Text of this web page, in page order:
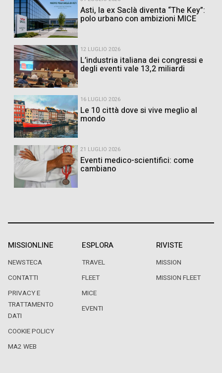
Asti, la ex Saclà diventa “The Key”:
polo urbano con ambizioni MICE
12 LUGLIO 2026
L’industria italiana dei congressi e
degli eventi vale 13,2 miliardi
16 LUGLIO 2026
Le 10 città dove si vive meglio al
mondo
21 LUGLIO 2026
Eventi medico-scientifici: come
cambiano
MISSIONLINE
NEWSTECA
CONTATTI
PRIVACY E
TRATTAMENTO
DATI
COOKIE POLICY
MA2 WEB
ESPLORA
TRAVEL
FLEET
MICE
EVENTI
RIVISTE
MISSION
MISSION FLEET